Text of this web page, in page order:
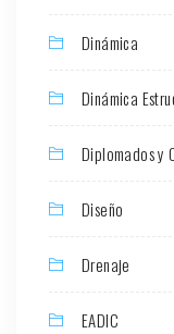
Dinámica
Dinámica
Diplomados y
Diseño
Drenaje
EADIC